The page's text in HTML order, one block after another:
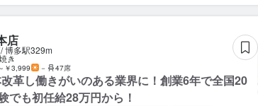
店
博多駅329m
き
￥3,999 － 47席
革し働きがいのある業界に！創業6年で全国20
でも初任給28万円から！